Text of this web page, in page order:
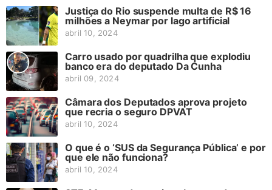
Justiça do Rio suspende multa de R$ 16
milhões a Neymar por lago artificial
abril 10, 2024
Carro usado por quadrilha que explodiu
banco era do deputado Da Cunha
abril 09, 2024
Câmara dos Deputados aprova projeto
que recria o seguro DPVAT
abril 10, 2024
O que é o ‘SUS da Segurança Pública’ e por
que ele não funciona?
abril 10, 2024